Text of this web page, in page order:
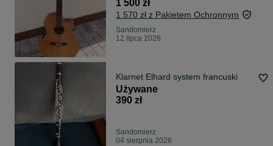
1 500 zł
1 570 zł z Pakietem Ochronnym
Sandomierz
12 lipca 2026
Klarnet Elhard system francuski
Używane
390 zł
Sandomierz
04 sierpnia 2026